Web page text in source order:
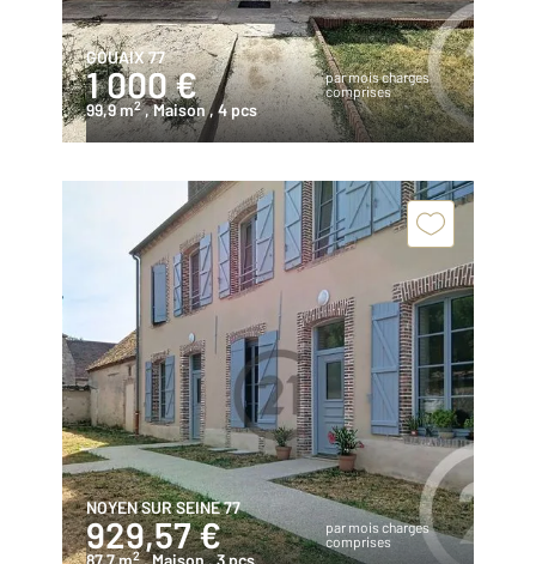
GOUAIX 77
1 000 €
par mois charges
comprises
99,9 m2 , Maison, 4 pcs
NOYEN SUR SEINE 77
929,57 €
par mois charges
comprises
87,7 m2 , Maison, 3 pcs